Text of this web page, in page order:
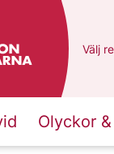
Du
Välj
Olyckor